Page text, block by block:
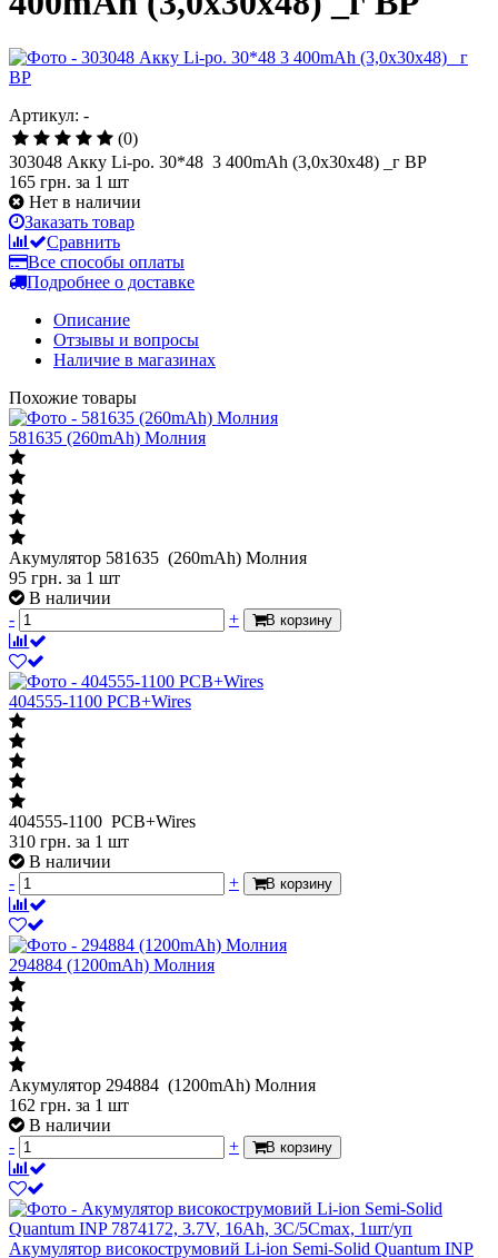
Артикул: -
(0)
303048 Акку Li-po. 30*48 3 400mAh (3,0x30x48) _г BP
165 грн. за 1 шт
Нет в наличии
Заказать товар
Сравнить
Все способы оплаты
Подробнее о доставке
Описание
Отзывы и вопросы
Наличие в магазинах
Похожие товары
581635 (260mAh) Молния
Акумулятор 581635 (260mAh) Молния
95 грн. за 1 шт
В наличии
-
+ В корзину
404555-1100 PCB+Wires
404555-1100 PCB+Wires
310 грн. за 1 шт
В наличии
-
+ В корзину
294884 (1200mAh) Молния
Акумулятор 294884 (1200mAh) Молния
162 грн. за 1 шт
В наличии
-
+ В корзину
Акумулятор високострумовий Li-ion Semi-Solid Quantum INP